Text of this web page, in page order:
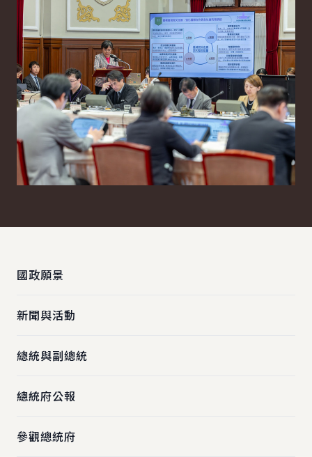
國政願景
新聞與活動
總統與副總統
總統府公報
參觀總統府